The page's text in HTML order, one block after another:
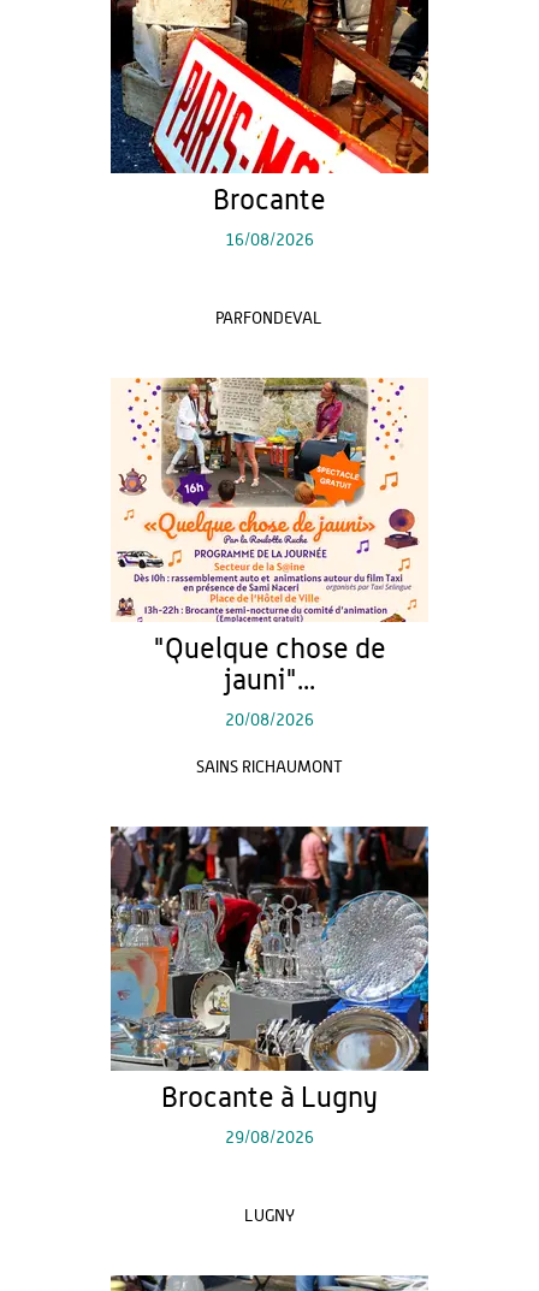
Brocante
16/08/2026
PARFONDEVAL
"Quelque chose de
jauni"...
20/08/2026
SAINS RICHAUMONT
Brocante à Lugny
29/08/2026
LUGNY